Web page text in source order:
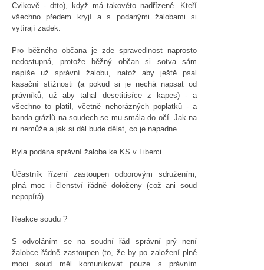
Cvikově - dtto), když má takovéto nadřízené. Kteří
všechno předem kryjí a s podanými žalobami si
vytírají zadek.
Pro běžného občana je zde spravedlnost naprosto
nedostupná, protože běžný občan si sotva sám
napíše už správní žalobu, natož aby ještě psal
kasační stížnosti (a pokud si je nechá napsat od
právníků, už aby tahal desetitisíce z kapes) - a
všechno to platil, včetně nehorázných poplatků - a
banda grázlů na soudech se mu smála do očí. Jak na
ni nemůže a jak si dál bude dělat, co je napadne.
Byla podána správní žaloba ke KS v Liberci.
Účastník řízení zastoupen odborovým sdružením,
plná moc i členství řádně doloženy (což ani soud
nepopírá).
Reakce soudu ?
S odvoláním se na soudní řád správní prý není
žalobce řádně zastoupen (to, že by po založení plné
moci soud měl komunikovat pouze s právním